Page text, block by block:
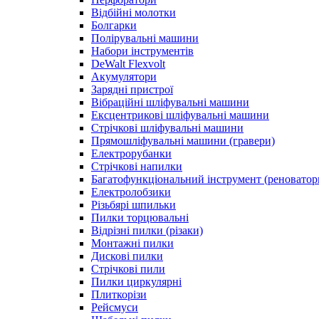
Відбійні молотки
Болгарки
Полірувальні машини
Набори інструментів
DeWalt Flexvolt
Акумулятори
Зарядні пристрої
Вібраційні шліфувальні машини
Ексцентрикові шліфувальні машини
Стрічкові шліфувальні машини
Прямошліфувальні машини (гравери)
Електрорубанки
Стрічкові напилки
Багатофункціональний інструмент
Електролобзики
Різьбярі шпильки
Пилки торцювальні
Відрізні пилки (різаки)
Монтажні пилки
Дискові пилки
Стрічкові пили
Пилки циркулярні
Плиткорізи
Рейсмуси